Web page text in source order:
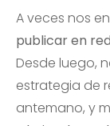
A veces nos
publicar en
Desde luego,
estrategia de
antemano, y